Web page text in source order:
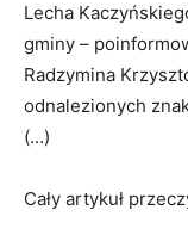
Lecha
gminy –
Radzymina
odnalezionych
(…)
Cały artykuł